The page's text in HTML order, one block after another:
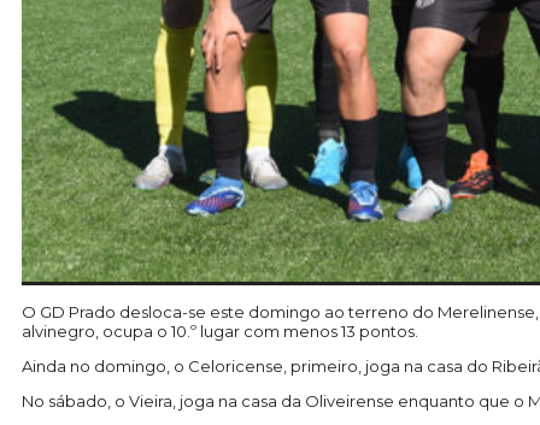
O GD Prado desloca-se este domingo ao terreno do
alvinegro, ocupa o 10.º lugar com menos 13 pontos.
Ainda no domingo, o Celoricense, primeiro, joga na casa do
No sábado, o Vieira, joga na casa da Oliveirense enquanto que o